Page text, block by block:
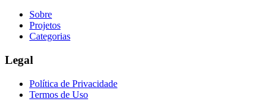
Sobre
Projetos
Categorias
Legal
Política de Privacidade
Termos de Uso